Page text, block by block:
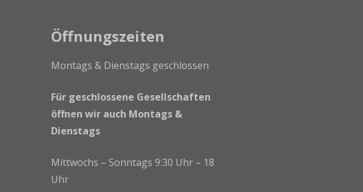
Öffnungszeiten
Montags & Dienstags geschlossen
Für geschlossene Gesellschaften
öffnen wir auch Montags &
Dienstags
Mittwochs – Sonntags 9:30 Uhr – 18
Uhr